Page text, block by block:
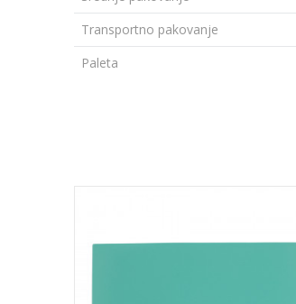
Transportno pakovanje
Paleta